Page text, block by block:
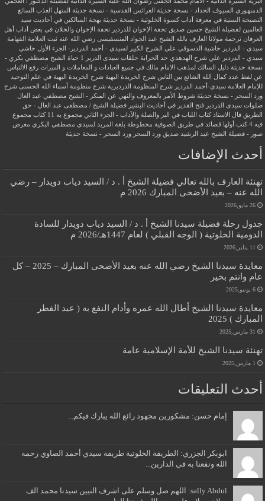
الدمنهوري
السيوف الحداد - نسخة حديثة العرائس القدسية - نسخة حديثة
المنهل العذب السائغ
النصيحة السنية في معرفة آداب كسوة الخلوتية - نسخة حديثة بهجة السالكين في أحاديث سيد
العالمين لفضيلة الشيخ حسين صديق
تحفة الإخوان للدردير تحفة الإخوان والخلان في بعض آداب أهل
العرفان ترجمة مولانا العارف بالله الشيخ عبد الجواد المنسفيسى رضي الله عنه ثبت العلامة الفهامة
سيدي - الدردير
حاشية الدسوقي علي الشرح الكبير لسيدي - أحمد الدردير- الجزء الأول حاشي
سيدي - الدردير علي شرح الهدهدي حد الحرابة حلقات سيدى الدرير 1
حياة الشيخ مصطفي بكري -
نسخة حديثة دليل السالك لمذهب الامام مالك في جميع العبادات و المعاملات و الميراث رفع الالتباس
عن لفظ عدد كمال الله الشائع بين الناس شرح الخريدة البهية شرح الخريدة البهية في علم التوحيد
للإمام العلامة سيدي-أحمد الدردير شرح المنظومة الدرديرية شرح منظومة أسماء الله الحسنى شرح
ورد السحر - نسخة حديثة شروط الأمر بالمعروف والنهي عن المنكر - الشيخ مصطفي عبد العال
صلوات سيدى الدردير فتح القدير في أحاديث البشير فضيلة الشيخ / مصطفى عبد العال - حق
الطريق
قال الاستاذ كتاب اللباب في البر والصلة والآداب - الجزء الثاني مجموع به 11 كتاب
مجموع
فيه 4 كتب أولها قصائد في طريق الصوفية
مخطوطة بلغة المريد لسيدي مصطفي البكري معرض
صور - فضيلة الشيخ عبد الرشيد صديق
ورد السحر ورد السحر - نسخة حديثة
أحدث الإضافات
تهنئة العارف بالله تعالي فضيلة الشيخ أ . د / السيد دياب دويدار – رضي
الله عنه – بعيد الأضحى المبارك 2026 م
26 مايو,2026
جدول رحلة فضيلة سيدنا الشيخ أ . د / السيد دياب دويدار للسادة
الدومية الخلوتية ( الوجه القبلي ) لعام 1447هـ/2026 م
11 يناير,2026
معايدة سيدنا الشيخ رضي الله عنه بعيد الأضحى المبارك – 2025 – كل
عام وانتم بخير
6 يونيو,2025
معايدة سيدنا الشيخ أطال الله عمره وأدام النفع به ( عيد الفطر
المبارك ) 2025
31 مارس,2025
تهنئة سيدنا الشيخ للأمة الإسلامية عامة
1 مارس,2025
أحدث التعليقات
إمام حسن: مشكورين مجهود رائع الله يبارك فيكم...
ابوبكر الجزري: الطريقة الخلوتية طريقة سيدي أحمد الصاوي رحمه
الله ونفعنا به في الدارين...
sally Abdul: اللهم صل وسلم على اشرف النيين سيدنا محمد الف